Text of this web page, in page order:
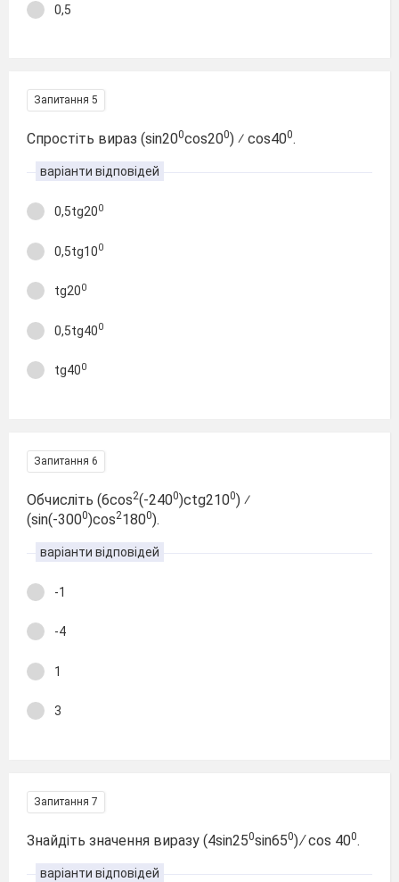
0,5
Запитання 5
Спростіть вираз (sin200cos200) ⁄ cos400.
варіанти відповідей
0,5tg200
0,5tg100
tg200
0,5tg400
tg400
Запитання 6
Обчисліть (6cos2(-2400)ctg2100) ⁄
(sin(-3000)cos21800).
варіанти відповідей
-1
-4
1
3
Запитання 7
Знайдіть значення виразу (4sin250sin650) ∕ cos 400.
варіанти відповідей